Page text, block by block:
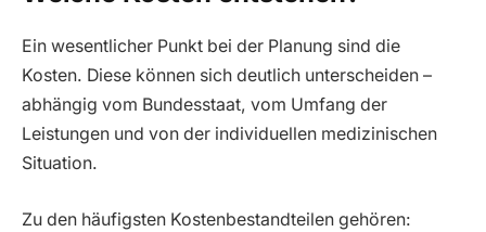
Ein wesentlicher Punkt bei der Planung sind die
Kosten. Diese können sich deutlich unterscheiden –
abhängig vom Bundesstaat, vom Umfang der
Leistungen und von der individuellen medizinischen
Situation.
Zu den häufigsten Kostenbestandteilen gehören: